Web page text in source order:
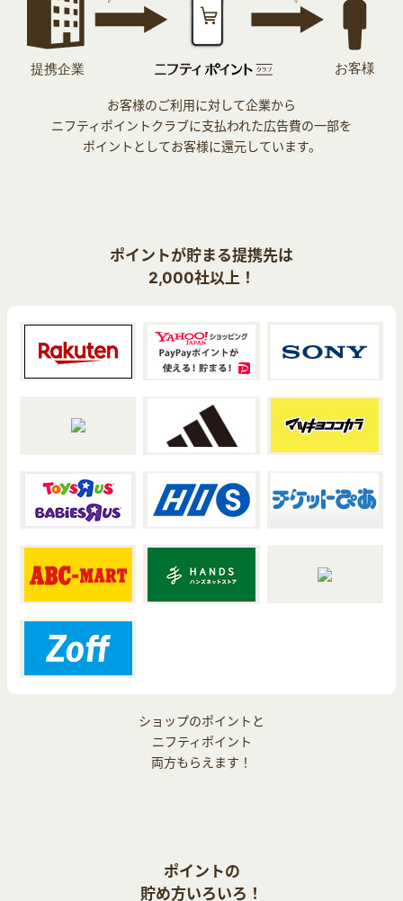
お客様のご利用に対して企業から
ニフティポイントクラブに支払われた広告費の一部を
ポイントとしてお客様に還元しています。
ポイントが貯まる提携先は
2,000社以上！
ショップのポイントと
ニフティポイント
両方もらえます！
ポイントの
貯め方いろいろ！